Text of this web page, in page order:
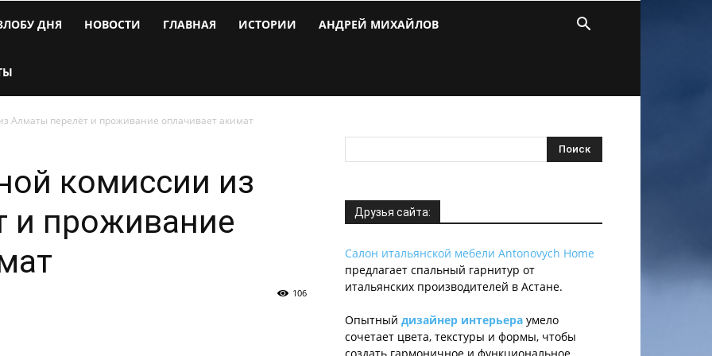
ДНЯ НОВОСТИ ГЛАВНАЯ ИСТОРИИ АНДРЕЙ МИХАЙЛОВ
Алматы перелёт и проживание оплачивает акимат
комиссии из
и проживание
106
Друзья сайта:
Салон итальянской мебели Antonovych Home
предлагает спальный гарнитур от
итальянских производителей в Астане.
Опытный дизайнер интерьера умело
сочетает цвета, текстуры и формы, чтобы